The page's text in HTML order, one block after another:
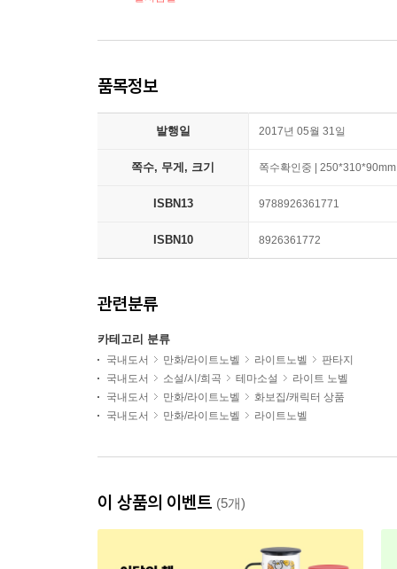
품목정보
발행일 2017년 05월 31일
쪽수, 무게, 크기 쪽수확인중 | 250*310*90mm
ISBN13 9788926361771
ISBN10 8926361772
관련분류
카테고리 분류
국내도서 만화/라이트노벨 라이트노벨
판타지
국내도서
소설/시/희곡 테마소설
라이트 노벨
국내도서
만화/라이트노벨
화보집/캐릭터 상품
국내도서
만화/라이트노벨 라이트노벨
이 상품의 이벤트 (5개)